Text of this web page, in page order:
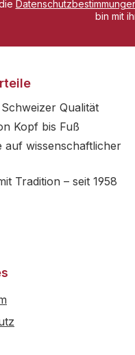
bin mit
Qualität
Kopf bis Fuß
auf wissenschaftlicher
Tradition – seit 1958